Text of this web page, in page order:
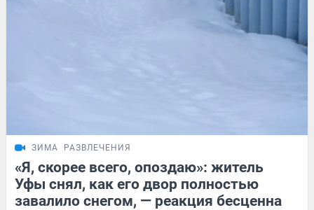
ЗИМА РАЗВЛЕЧЕНИЯ
«Я, скорее всего, опоздаю»: житель
Уфы снял, как его двор полностью
завалило снегом, — реакция бесценна